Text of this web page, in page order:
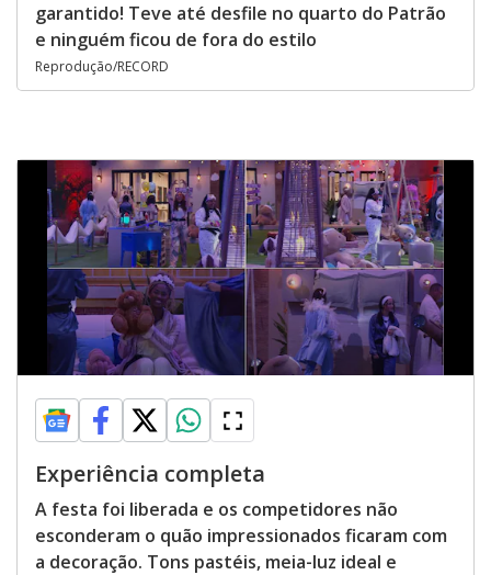
garantido! Teve até desfile no quarto do Patrão
e ninguém ficou de fora do estilo
Reprodução/RECORD
Experiência completa
A festa foi liberada e os competidores não
esconderam o quão impressionados ficaram com
a decoração. Tons pastéis, meia-luz ideal e